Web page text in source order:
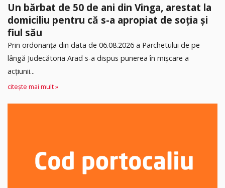
Un bărbat de 50 de ani din Vinga, arestat la
domiciliu pentru că s-a apropiat de soția și
fiul său
Prin ordonanța din data de 06.08.2026 a Parchetului de pe
lângă Judecătoria Arad s-a dispus punerea în mişcare a
acţiunii...
citește mai mult »